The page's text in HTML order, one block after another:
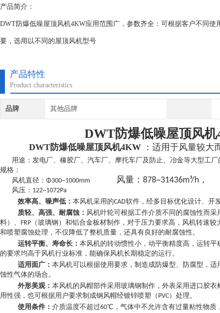
产品简介：
DWT防爆低噪屋顶风机4KW应用范围广，参数齐全：可根据客户不同使
要，选用以不同的屋顶风机型号
产品特性
Product characteristics
品牌 其他品牌
DWT防爆低噪屋顶风
DWT防爆低噪屋顶风机4KW： 适用于风量较大
用途：发电厂、橡胶厂、汽车厂、摩托车厂及防止、冶金等大型工厂
规格：
风机直径：Φ300~1000mm 风量：878~31436m³/h，
风压：122~1072Pa
效率高、噪声低： 本风机采用的CAD软件，经多目标优化设计、开
质轻、高强、耐腐蚀： 风机叶轮可根据工作介质不同的腐蚀性而采
料）、FRP（玻璃钢）和铝合金板材制作，对于压力要求高，风机转速
和喷塑腐蚀处理，不仅降低了整机质量，还具有良好的耐腐蚀性。
运转平衡、寿命长： 本风机的转动惯性小，动平衡精度高，运转
的要求均高于风机行业标准，能确保风机长期稳定的运行。
适用面广： 本风机可以根据使用要求，制造成防爆型、防腐型，
蚀性气体的场合。
外形美观： 本风机的风帽部件采用玻璃钢制作，外表采用进口胶
用性强，也可根据用户要求制成钢风帽经镀锌喷塑（PVC）处理。
使用条件： 介质温度不超过60℃，气体中不允许含有过量粘性物质